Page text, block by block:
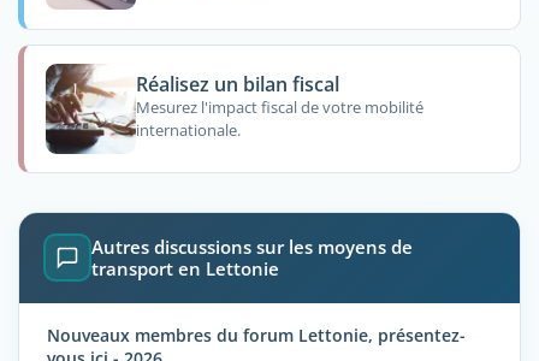
Réalisez un bilan fiscal
Mesurez l'impact fiscal de votre mobilité
internationale.
Autres discussions sur les moyens de
transport en Lettonie
Nouveaux membres du forum Lettonie, présentez-